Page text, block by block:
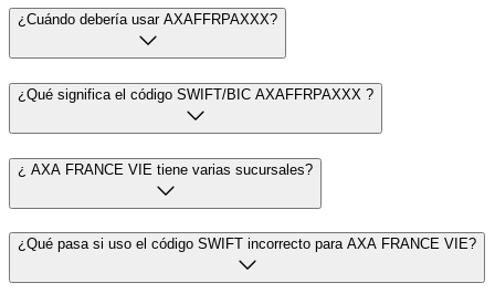
¿Cuándo debería usar AXAFFRPAXXX?
¿Qué significa el código SWIFT/BIC AXAFFRPAXXX ?
¿ AXA FRANCE VIE tiene varias sucursales?
¿Qué pasa si uso el código SWIFT incorrecto para AXA FRANCE VIE?